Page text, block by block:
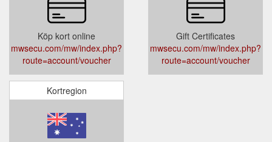
Köp kort online
mwsecu.com/mw/index.php?
route=account/voucher
Gift Certificates
mwsecu.com/mw/index.php?
route=account/voucher
Kortregion